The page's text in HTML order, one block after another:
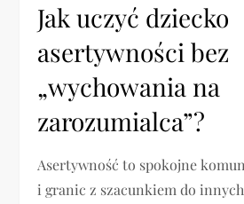
Jak uczyć dziecko
asertywności bez
„wychowania na
zarozumialca”?
Asertywność to spokojne
i granic z szacunkiem do